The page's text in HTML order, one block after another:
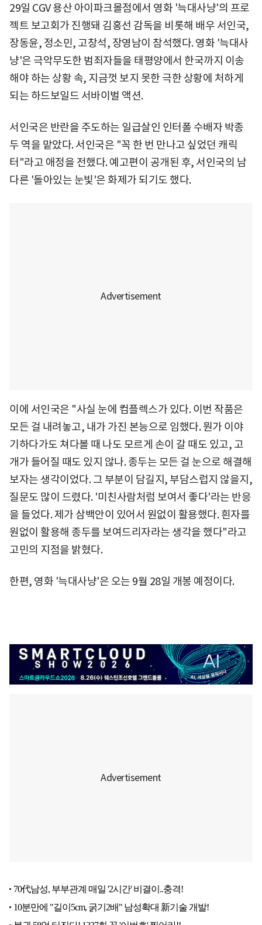
29일 CGV 용산 아이파크몰점에서 영화 '늑대사냥'의 프로
젝트 보고회가 진행돼 김홍선 감독을 비롯해 배우 서인국,
장동윤, 정소민, 고창석, 장영남이 참석했다. 영화 '늑대사
냥'은 극악무도한 범죄자들을 태평양에서 한국까지 이송
해야 하는 상황 속, 지금껏 보지 못한 극한 상황에 처하게
되는 하드보일드 서바이벌 액션.
서인국은 반란을 주도하는 일급살인 인터폴 수배자 박종
두 역을 맡았다. 서인국은 "꼭 한 번 만나고 싶었던 캐릭
터"라고 애정을 전했다. 예고편이 공개된 후, 서인국의 남
다른 '돌아있는 눈빛'은 화제가 되기도 했다.
이에 서인국은 "사실 눈에 컴플렉스가 있다. 이번 작품은
모든 걸 내려놓고, 내가 가진 본능으로 임했다. 뭔가 이야
기하다가도 쳐다볼 때 나도 모르게 손이 갈 때도 있고, 고
개가 들어질 때도 있지 않나. 종두는 모든 걸 눈으로 해결해
보자는 생각이었다. 그 부분이 담길지, 부담스럽지 않을지,
질문도 많이 드렸다. '미친사람처럼 보여서 좋다'라는 반응
을 들었다. 제가 삼백안이 있어서 원없이 활용했다. 흰자를
원없이 활용해 종두를 보여드리자라는 생각을 했다"라고
고민의 지점을 밝혔다.
한편, 영화 '늑대사냥'은 오는 9월 28일 개봉 예정이다.